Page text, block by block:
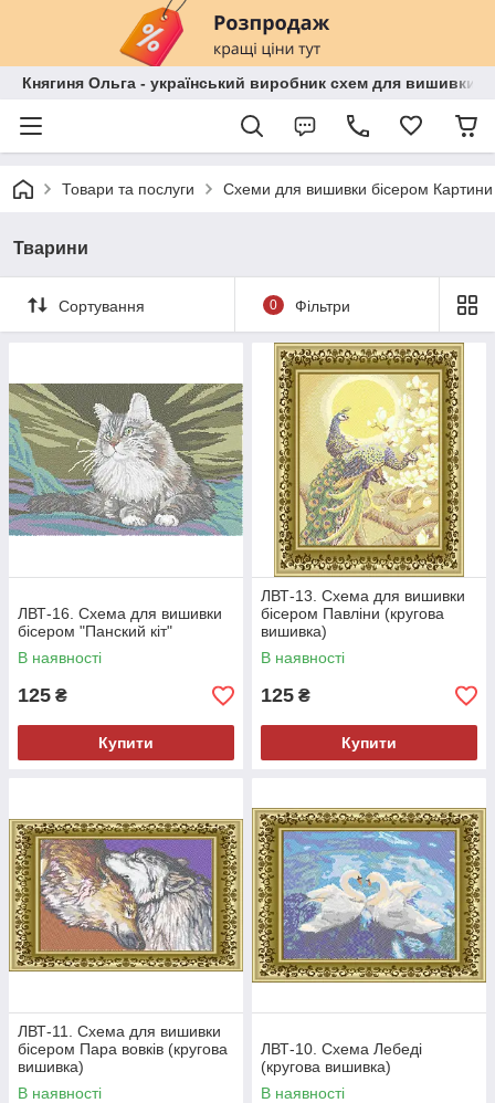
Княгиня Ольга - український виробник схем для вишивки
Товари та послуги Схеми для вишивки бісером Картини
Тварини
Сортування 0 Фільтри
ЛВТ-16. Схема для вишивки
бісером "Панский кіт"
В наявності
125 ₴
Купити
ЛВТ-13. Схема для вишивки
бісером Павліни (кругова
вишивка)
В наявності
125 ₴
Купити
ЛВТ-11. Схема для вишивки
бісером Пара вовків (кругова
вишивка)
В наявності
ЛВТ-10. Схема Лебеді
(кругова вишивка)
В наявності